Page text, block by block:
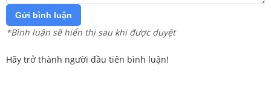
Gửi bình luận
*Bình luận sẽ hiển thị sau khi được duyệt
Hãy trở thành người đầu tiên bình luận!